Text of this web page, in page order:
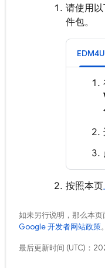
请使用
件包。
按照本页
如未另行说明，那么本
Google 开发者网站政策
最后更新时间 (UTC)：